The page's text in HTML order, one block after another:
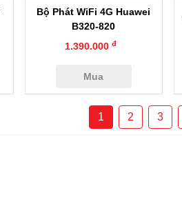
Bộ Phát WiFi 4G Huawei
B320-820
1.390.000đ
Mua
Xem nhanh
1 2 3